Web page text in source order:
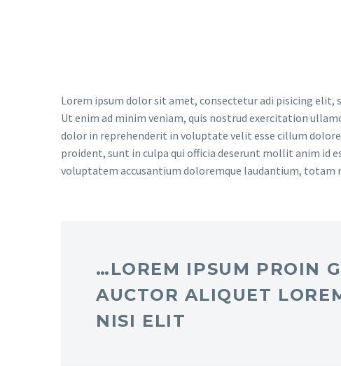
Lorem ipsum dolor sit amet, consectetur adi pisicing elit,
Ut enim ad minim veniam, quis nostrud exercitation
dolor in reprehenderit in voluptate velit esse cillum
proident, sunt in culpa qui officia deserunt mollit anim id
voluptatem accusantium doloremque laudantium, totam
…LOREM IPSUM PROIN
AUCTOR ALIQUET
NISI ELIT